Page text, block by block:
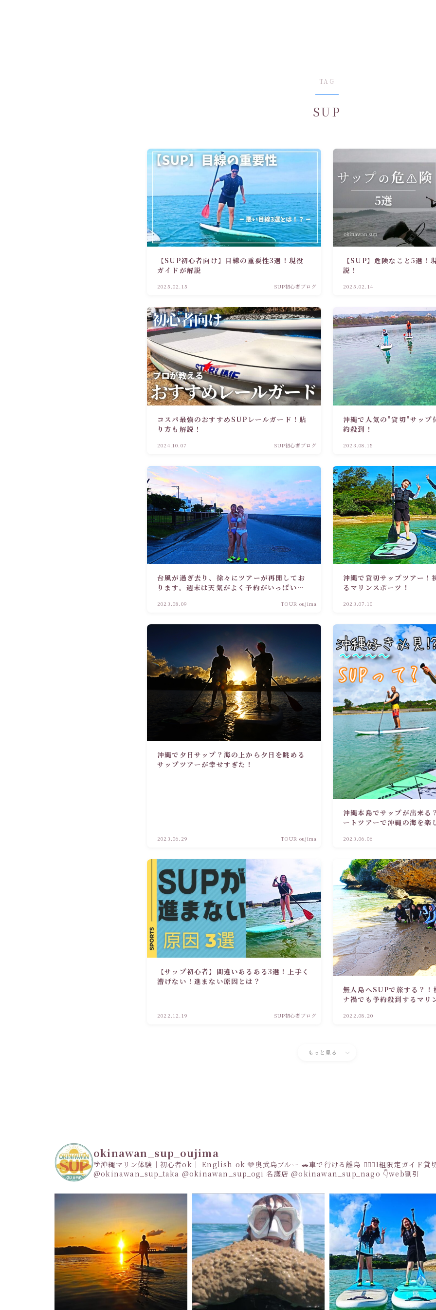
TAG
SUP
【SUP初心者向け】目線の重要性3選！現役
ガイドが解説
2025.02.15 SUP初心者ブログ
【SUP】危険なこと5選！
説！
2025.02.14
コスパ最強のおすすめSUPレールガード！貼
り方も解説！
2024.10.07 SUP初心者ブログ
沖縄で人気の"貸切"サップ
約殺到！
2023.08.15
台風が過ぎ去り、徐々にツアーが再開してお
ります。週末は天気がよく予約がいっぱいで
2023.08.09 TOUR oujima
沖縄で貸切サップツアー！
るマリンスポーツ！
2023.07.10
沖縄で夕日サップ？海の上から夕日を眺める
サップツアーが幸せすぎた！
2023.06.29 TOUR oujima
沖縄本島でサップが出来る
ートツアーで沖縄の海を楽
2023.06.06
【サップ初心者】間違いあるある3選！上手く
漕げない！進まない原因とは？
2022.12.19 SUP初心者ブログ
無人島へSUPで旅する？！
ナ禍でも予約殺到するマリ
2022.08.20
もっと見る
okinawan_sup_oujima
🌴沖縄マリン体験｜初心者ok｜ English ok 🩵奥武島ブルー 🚗車で行ける離島 👩‍❤️‍👩1組限定ガイド貸
@okinawan_sup_taka @okinawan_sup_ogi名護店 @okinawan_sup_nago 👇web割引